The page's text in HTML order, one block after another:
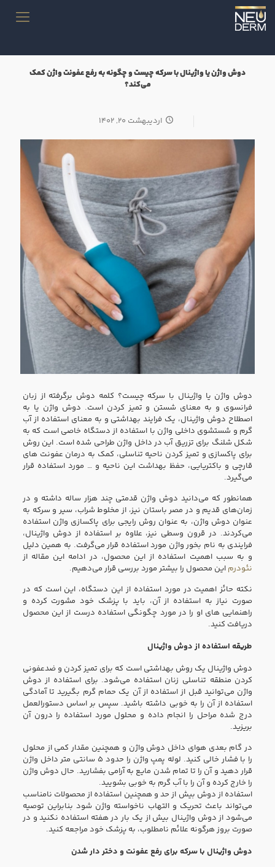
دوش واژن یا واژینال با سرکه چیست و چگونه به رفع عفونت واژن کمک
می‌کند؟
اردیبهشت ۲۰, ۱۴۰۲
دوش واژن یا واژینال با سرکه چیست؟ کلمه دوش برگرفته از زبان
فرانسوی و به معنای شستن و تمیز کردن است. دوش واژن یا به
اصطلاح دوش واژینال، یک فرایند بهداشتی و به معنای استفاده از آب
گرم و شستشوی داخلی واژن با استفاده از دستگاه خاصی است که به
شکل شلنگ برای تزریق آب در داخل واژن طراحی شده است. این روش
برای پاکسازی و تمیز کردن ناحیه تناسلی، کمک به درمان عفونت های
قارچی و باکتریایی، حفظ بهداشت این ناحیه و … مورد استفاده قرار
می‌گیرد.
همانطور که می‌دانید دوش واژن قدمتی چند هزار ساله داشته و در
زمان‌های قدیم و در مصر باستان نیز، از مخلوط شراب، سیر و سرکه به
عنوان دوش واژن، به عنوان روش رایجی برای پاکسازی واژن استفاده
می‌کردند. در قرون وسطی نیز، علاوه بر استفاده از دوش واژینال،
فرایندی به نام بخور واژن مورد استفاده قرار می‌گرفت. به همین دلیل
و به سبب اهمیت استفاده از این محصول، در ادامه این مقاله از
نئودرم این محصول را بیشتر مورد بررسی قرار می‌دهیم.
نکته حائز اهمیت در مورد استفاده از این دستگاه، این است که در
صورت نیاز به استفاده از آن، باید با پزشک خود مشورت کرده و
راهنمایی های او را در مورد چگونگی استفاده درست از این محصول
دریافت کنید.
طریقه استفاده از دوش واژینال
دوش واژینال یک روش بهداشتی است که برای تمیز کردن و ضدعفونی
کردن منطقه تناسلی زنان استفاده می‌شود. برای استفاده از دوش
واژن می‌توانید قبل از استفاده از آن یک حمام گرم بگیرید تا آمادگی
استفاده از آن را به خوبی داشته باشید. سپس بر اساس دستورالعمل
درج شده مراحل را انجام داده و محلول مورد استفاده را درون آن
بریزید.
در گام بعدی هوای داخل دوش واژن و همچنین مقدار کمی از محلول
را با فشار خالی کنید. لوله پمپ واژن را حدود ۵ سانتی متر داخل واژن
قرار دهید و آن را تا تمام شدن مایع به آرامی بفشارید. حال دوش واژن
را خارج کرده و آن را با آب گرم به خوبی بشویید.
استفاده از دوش بیش از حد و همچنین استفاده از محصولات نامناسب
می‌تواند باعث تحریک و التهاب ناخواسته واژن شود بنابراین توصیه
می‌شود از دوش واژینال بیش از یک بار در هفته استفاده نکنید و در
صورت بروز هرگونه علائم نامطلوب، به پزشک خود مراجعه کنید.
دوش واژینال با سرکه برای رفع عفونت و دختر دار شدن